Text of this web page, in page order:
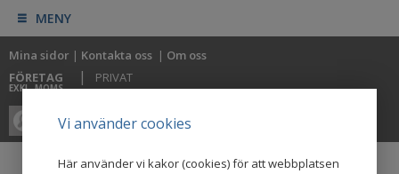
MENY
Vi använder cookies
Här använder vi kakor (cookies) för att webbplatsen
Mina sidor | Kontakta oss | Om oss
FÖRETAG
EXKL. MOMS
| PRIVAT
0 0